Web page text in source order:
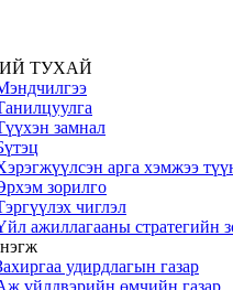
ТУХАЙ
замнал
арга хэмжээ
зорилго
чиглэл
ажиллагааны стратегийн
удирдлагын газар
үйлдвэрийн өмчийн газар